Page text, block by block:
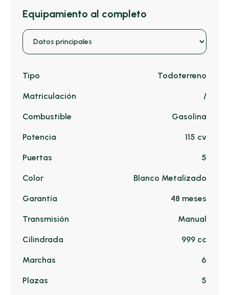
Equipamiento al completo
Tipo Todoterreno
Matriculación /
Combustible Gasolina
Potencia 115 cv
Puertas 5
Color Blanco Metalizado
Garantía 48 meses
Transmisión Manual
Cilindrada 999 cc
Marchas 6
Plazas 5